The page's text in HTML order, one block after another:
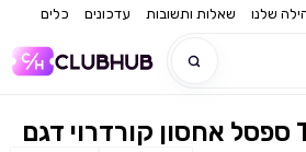
שלנו שאלות ותשובות עדכונים כלים